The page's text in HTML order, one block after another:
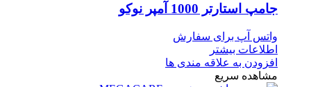
جامپ استارتر 1000 آمپر نوکو
واتس آپ برای سفارش
اطلاعات بیشتر
افزودن به علاقه مندی ها
مشاهده سریع